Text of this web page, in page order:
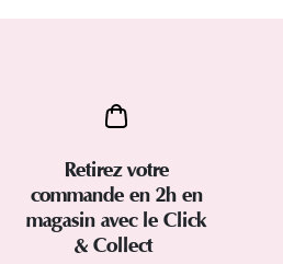
Retirez votre
commande en 2h en
magasin avec le Click
& Collect